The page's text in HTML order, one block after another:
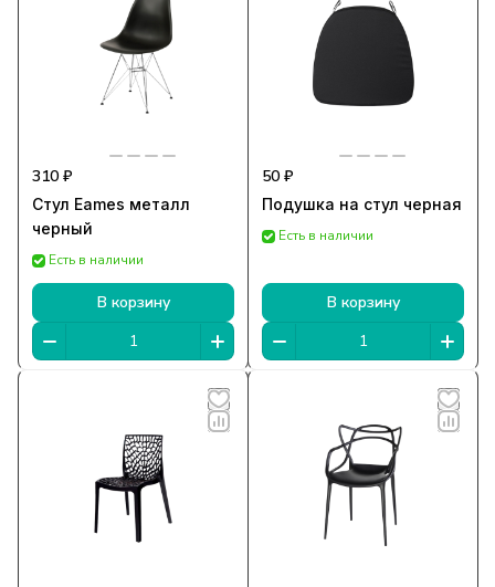
310 ₽
Стул Eames металл
черный
Есть в наличии
В корзину
50 ₽
Подушка на стул черная
Есть в наличии
В корзину